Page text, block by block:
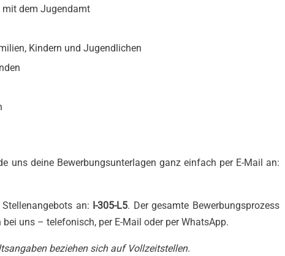
dem Jugendamt
Kindern und Jugendlichen
uns deine Bewerbungsunterlagen ganz einfach per E-Mail an:
an: I-305-L5. Der gesamte Bewerbungsprozess
uns – telefonisch, per E-Mail oder per WhatsApp.
beziehen sich auf Vollzeitstellen.